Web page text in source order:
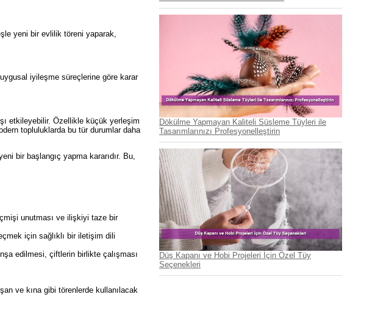
yeni bir evlilik töreni yaparak,
iyileşme süreçlerine göre karar
etkileyebilir. Özellikle küçük yerleşim
topluluklarda bu tür durumlar daha
bir başlangıç yapma kararıdır. Bu,
unutması ve ilişkiyi taze bir
için sağlıklı bir iletişim dili
edilmesi, çiftlerin birlikte çalışması
ve kına gibi törenlerde kullanılacak
Dökülme Yapmayan Kaliteli Süsleme Tüyleri ile
Tasarımlarınızı Profesyonelleştirin
Düş Kapanı ve Hobi Projeleri İçin Özel Tüy
Seçenekleri